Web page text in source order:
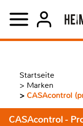
Startseite
> Marken
> CASAcontrol
CASAcontrol -